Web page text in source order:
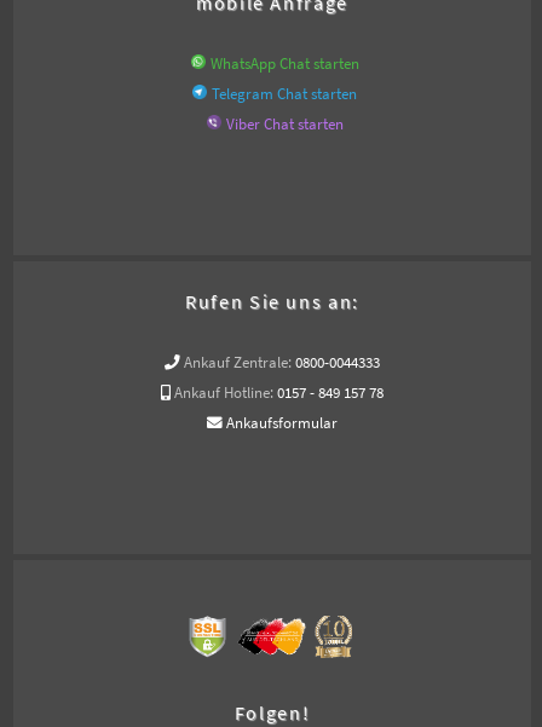
WhatsApp Chat starten
Telegram Chat starten
Viber Chat starten
Rufen Sie uns an:
Ankauf Zentrale: 0800-0044333
Ankauf Hotline: 0157 - 849 157 78
Ankaufsformular
Folgen!